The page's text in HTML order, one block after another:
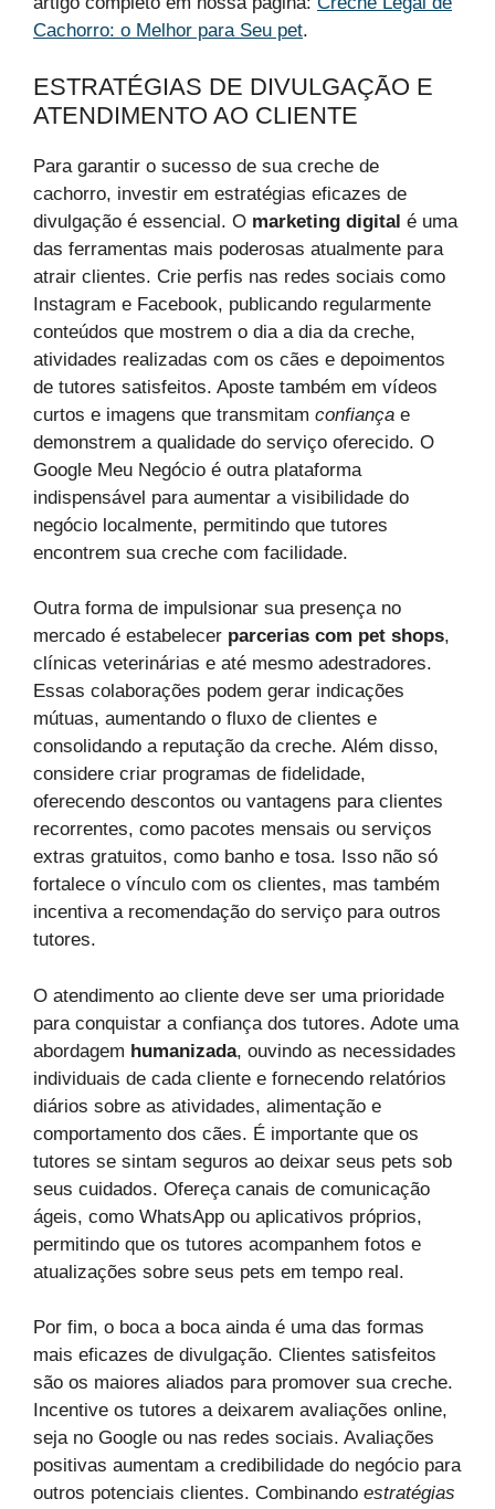
Cachorro: o Melhor para Seu pet.
ESTRATÉGIAS DE DIVULGAÇÃO E
ATENDIMENTO AO CLIENTE
Para garantir o sucesso de sua creche de
cachorro, investir em estratégias eficazes de
divulgação é essencial. O marketing digital é uma
das ferramentas mais poderosas atualmente para
atrair clientes. Crie perfis nas redes sociais como
Instagram e Facebook, publicando regularmente
conteúdos que mostrem o dia a dia da creche,
atividades realizadas com os cães e depoimentos
de tutores satisfeitos. Aposte também em vídeos
curtos e imagens que transmitam confiança e
demonstrem a qualidade do serviço oferecido. O
Google Meu Negócio é outra plataforma
indispensável para aumentar a visibilidade do
negócio localmente, permitindo que tutores
encontrem sua creche com facilidade.
Outra forma de impulsionar sua presença no
mercado é estabelecer parcerias com pet shops,
clínicas veterinárias e até mesmo adestradores.
Essas colaborações podem gerar indicações
mútuas, aumentando o fluxo de clientes e
consolidando a reputação da creche. Além disso,
considere criar programas de fidelidade,
oferecendo descontos ou vantagens para clientes
recorrentes, como pacotes mensais ou serviços
extras gratuitos, como banho e tosa. Isso não só
fortalece o vínculo com os clientes, mas também
incentiva a recomendação do serviço para outros
tutores.
O atendimento ao cliente deve ser uma prioridade
para conquistar a confiança dos tutores. Adote uma
abordagem humanizada, ouvindo as necessidades
individuais de cada cliente e fornecendo relatórios
diários sobre as atividades, alimentação e
comportamento dos cães. É importante que os
tutores se sintam seguros ao deixar seus pets sob
seus cuidados. Ofereça canais de comunicação
ágeis, como WhatsApp ou aplicativos próprios,
permitindo que os tutores acompanhem fotos e
atualizações sobre seus pets em tempo real.
Por fim, o boca a boca ainda é uma das formas
mais eficazes de divulgação. Clientes satisfeitos
são os maiores aliados para promover sua creche.
Incentive os tutores a deixarem avaliações online,
seja no Google ou nas redes sociais. Avaliações
positivas aumentam a credibilidade do negócio para
outros potenciais clientes. Combinando estratégias